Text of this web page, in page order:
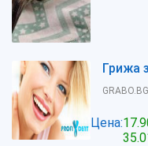
Грижа
GRABO.BG
Цена: